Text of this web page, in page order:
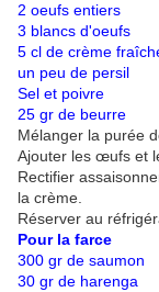
2 oeufs entiers
3 blancs d'oeufs
5 cl de crème
un peu de persil
Sel et poivre
25 gr de beurre
Mélanger la purée
Ajouter les œufs et
Rectifier
la crème.
Réserver au
Pour la farce
300 gr de saumon
30 gr de harenga